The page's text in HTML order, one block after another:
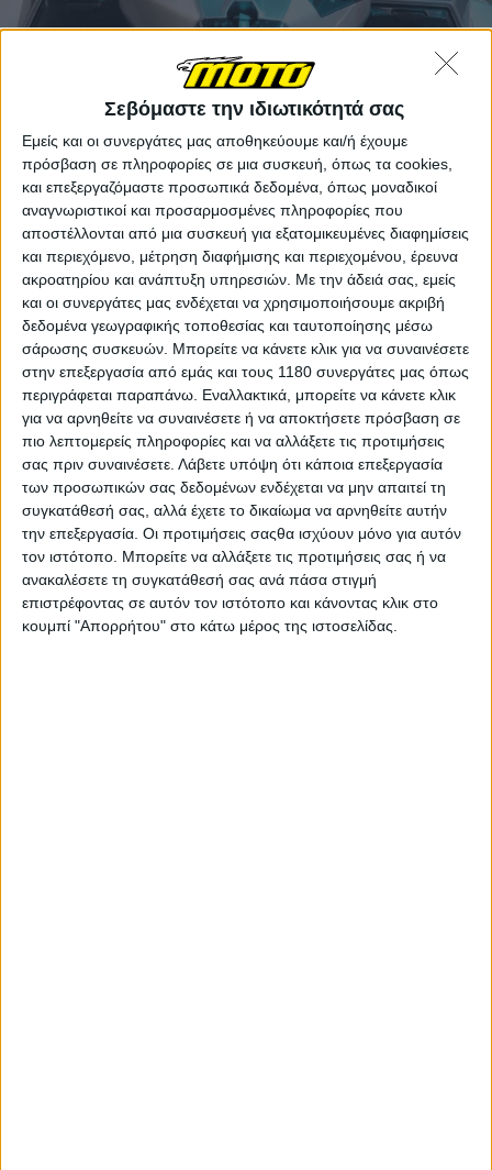
Σεβόμαστε την ιδιωτικότητά σας
Εμείς και οι συνεργάτες μας αποθηκεύουμε και/ή έχουμε
πρόσβαση σε πληροφορίες σε μια συσκευή, όπως τα cookies,
και επεξεργαζόμαστε προσωπικά δεδομένα, όπως μοναδικοί
αναγνωριστικοί και προσαρμοσμένες πληροφορίες που
αποστέλλονται από μια συσκευή για εξατομικευμένες διαφημίσεις
και περιεχόμενο, μέτρηση διαφήμισης και περιεχομένου, έρευνα
ακροατηρίου και ανάπτυξη υπηρεσιών. Με την άδειά σας, εμείς
και οι συνεργάτες μας ενδέχεται να χρησιμοποιήσουμε ακριβή
δεδομένα γεωγραφικής τοποθεσίας και ταυτοποίησης μέσω
σάρωσης συσκευών. Μπορείτε να κάνετε κλικ για να συναινέσετε
στην επεξεργασία από εμάς και τους 1180 συνεργάτες μας όπως
περιγράφεται παραπάνω. Εναλλακτικά, μπορείτε να κάνετε κλικ
για να αρνηθείτε να συναινέσετε ή να αποκτήσετε πρόσβαση σε
πιο λεπτομερείς πληροφορίες και να αλλάξετε τις προτιμήσεις
σας πριν συναινέσετε. Λάβετε υπόψη ότι κάποια επεξεργασία
των προσωπικών σας δεδομένων ενδέχεται να μην απαιτεί τη
συγκατάθεσή σας, αλλά έχετε το δικαίωμα να αρνηθείτε αυτήν
την επεξεργασία. Οι προτιμήσεις σαςθα ισχύουν μόνο για αυτόν
τον ιστότοπο. Μπορείτε να αλλάξετε τις προτιμήσεις σας ή να
ανακαλέσετε τη συγκατάθεσή σας ανά πάσα στιγμή
επιστρέφοντας σε αυτόν τον ιστότοπο και κάνοντας κλικ στο
κουμπί "Απορρήτου" στο κάτω μέρος της ιστοσελίδας.
Και μιας και πιάσαμε τις τεχνολογίες που θα δούμε να
εισάγονται σταδιακά στα μελλοντικά ATV παραγωγής
της CFMOTO, ας ρίξουμε μια ματιά στο πρωτότυπο
TECH GEN4 που είναι ο προπομπός αυτών των
τεχνολογιών. Το TECH GEN4 διαθέτει ηλεκτρονικές
αλλαγές σχέσεων στο κιβώτιο (E-Shift) -τεχνολογία
που έχουμε ήδη δει προσφάτως στα SSV της εταιρείας,
σύστημα ευστάθειας (Stability Control) με προηγμένο
ABS, νέο πλαίσιο με περισσότερες υπολογισμένες
ελαστικτότητες για καλύτερη συμπεριφορά στην
οδήγηση, μετάδοση κίνησης σε όλους τους τροχούς,
OCA πέδηση και Adaptive προβολείς που φωτίζουν το
εσωτερικό της στροφής, ηλεκτρονικές αναρτήσεις,
Traction Control, Vehicle Hold Control, Hill Start Assist
και Hill Descent Control.